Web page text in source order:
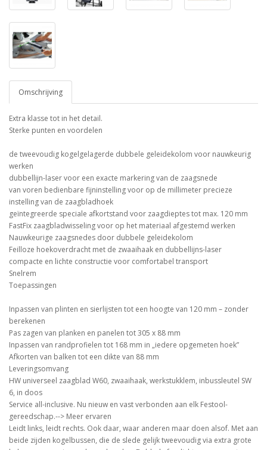
Omschrijving
Extra klasse tot in het detail.
Sterke punten en voordelen
de tweevoudig kogelgelagerde dubbele geleidekolom voor nauwkeurig
werken
dubbellijn-laser voor een exacte markering van de zaagsnede
van voren bedienbare fijninstelling voor op de millimeter precieze
instelling van de zaagbladhoek
geïntegreerde speciale afkortstand voor zaagdieptes tot max. 120 mm
FastFix zaagbladwisseling voor op het materiaal afgestemd werken
Nauwkeurige zaagsnedes door dubbele geleidekolom
Feilloze hoekoverdracht met de zwaaihaak en dubbellijns-laser
compacte en lichte constructie voor comfortabel transport
Snelrem
Toepassingen
Inpassen van plinten en sierlijsten tot een hoogte van 120 mm – zonder
berekenen
Pas zagen van planken en panelen tot 305 x 88 mm
Inpassen van randprofielen tot 168 mm in „iedere opgemeten hoek”
Afkorten van balken tot een dikte van 88 mm
Leveringsomvang
HW universeel zaagblad W60, zwaaihaak, werkstukklem, inbussleutel SW
6, in doos
Service all-inclusive. Nu nieuw en vast verbonden aan elk Festool-
gereedschap.--> Meer ervaren
Leidt links, leidt rechts. Ook daar, waar anderen maar doen alsof. Met aan
beide zijden kogelbussen, die de slede gelijk tweevoudig via extra grote